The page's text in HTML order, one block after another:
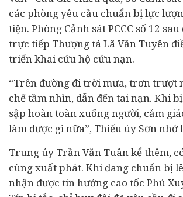
các phòng yêu cầu chuẩn bị lực
tiện. Phòng Cảnh sát PCCC số 12
trực tiếp Thượng tá Lã Văn Tuyên
triển khai cứu hộ cứu nạn.
“Trên đường đi trời mưa, trơn trượt
chế tầm nhìn, dẫn đến tai nạn. Khi
sập hoàn toàn xuống người, cảm
làm được gì nữa”, Thiếu úy Sơn nhớ
Trung úy Trần Văn Tuân kể thêm,
cùng xuất phát. Khi đang chuẩn bị
nhận được tin hướng cao tốc Phú